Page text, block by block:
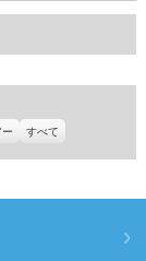
すべて